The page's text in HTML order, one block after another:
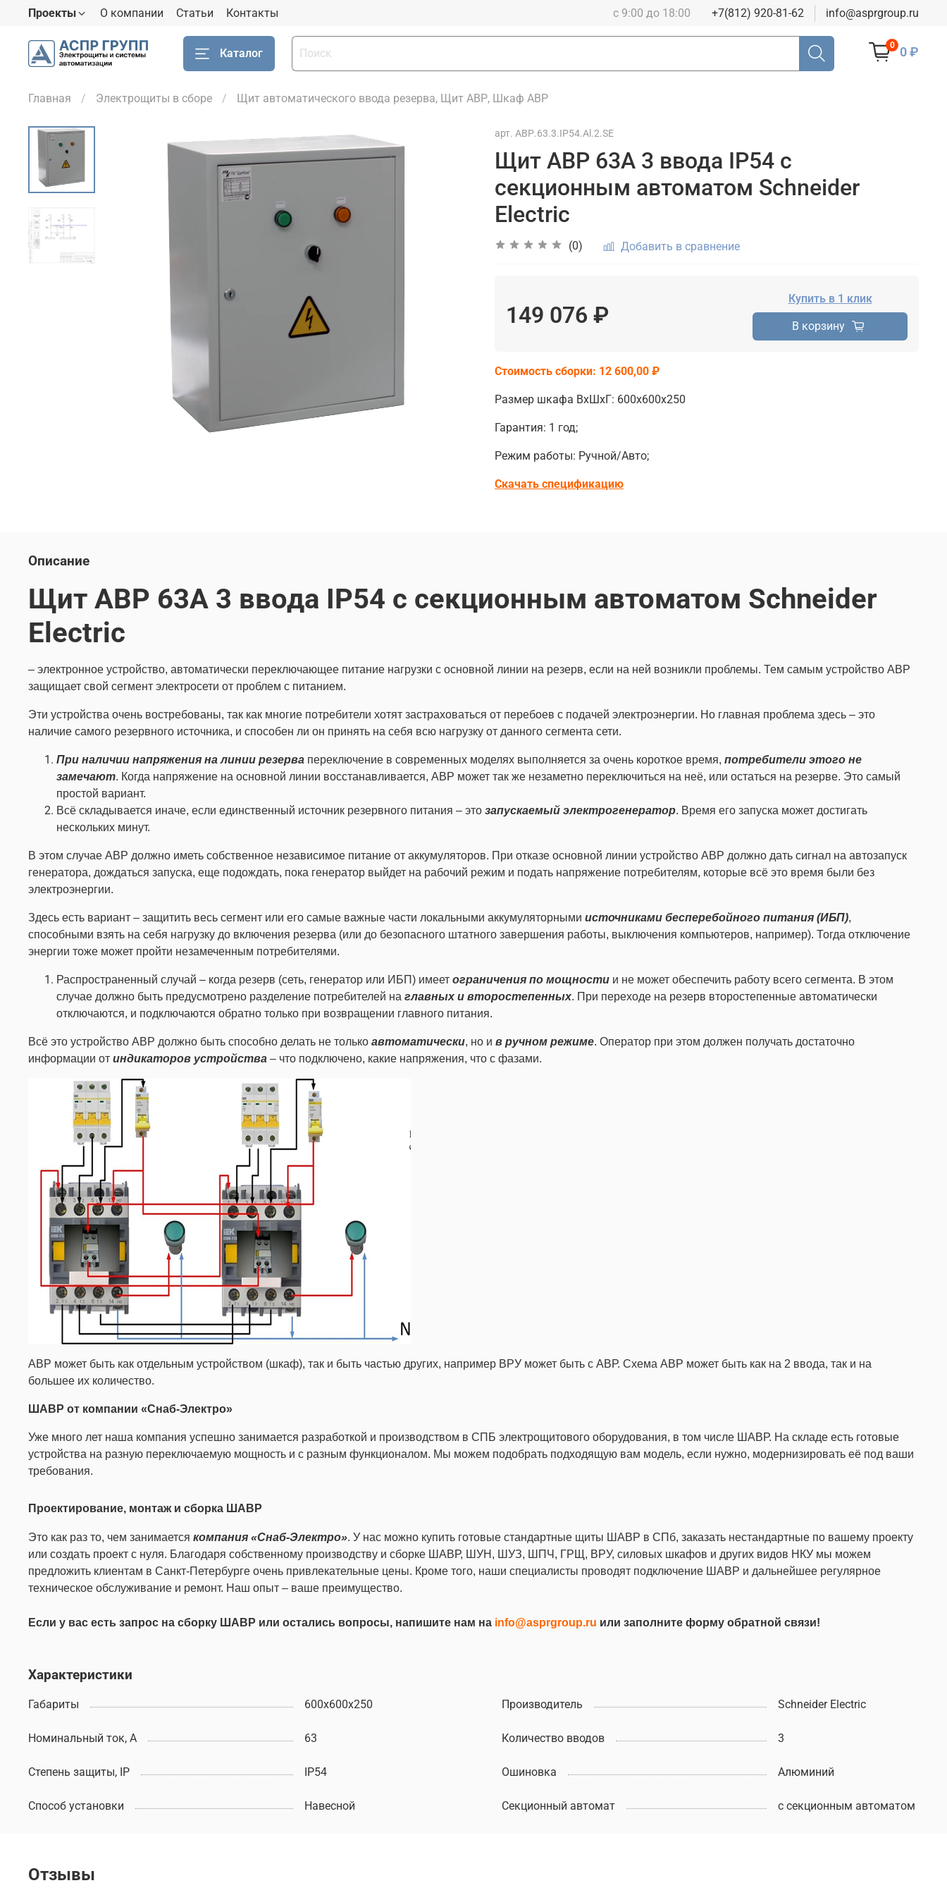
Проекты О компании Статьи Контакты с 9:00 до 18:00 +7(812) 920-81-62 info@asprgroup.ru
Каталог
0 0 ₽
Главная Электрощиты в сборе Щит автоматического ввода резерва, Щит АВР, Шкаф АВР
арт. АВР.63.3.IP54.Al.2.SE
Щит АВР 63А 3 ввода IP54 с
секционным автоматом Schneider
Electric
(0) Добавить в сравнение
149 076 ₽
Купить в 1 клик
В корзину
Стоимость сборки: 12 600,00 ₽
Размер шкафа ВхШхГ: 600х600х250
Гарантия: 1 год;
Режим работы: Ручной/Авто;
Скачать спецификацию
Описание
Щит АВР 63А 3 ввода IP54 с секционным автоматом Schneider
Electric
– электронное устройство, автоматически переключающее питание нагрузки с основной линии на резерв, если на ней возникли проблемы. Тем самым устройство АВР
защищает свой сегмент электросети от проблем с питанием.
Эти устройства очень востребованы, так как многие потребители хотят застраховаться от перебоев с подачей электроэнергии. Но главная проблема здесь – это
наличие самого резервного источника, и способен ли он принять на себя всю нагрузку от данного сегмента сети.
При наличии напряжения на линии резерва переключение в современных моделях выполняется за очень короткое время, потребители этого не
замечают. Когда напряжение на основной линии восстанавливается, АВР может так же незаметно переключиться на неё, или остаться на резерве. Это самый
простой вариант.
Всё складывается иначе, если единственный источник резервного питания – это запускаемый электрогенератор. Время его запуска может достигать
нескольких минут.
В этом случае АВР должно иметь собственное независимое питание от аккумуляторов. При отказе основной линии устройство АВР должно дать сигнал на автозапуск
генератора, дождаться запуска, еще подождать, пока генератор выйдет на рабочий режим и подать напряжение потребителям, которые всё это время были без
электроэнергии.
Здесь есть вариант – защитить весь сегмент или его самые важные части локальными аккумуляторными источниками бесперебойного питания (ИБП),
способными взять на себя нагрузку до включения резерва (или до безопасного штатного завершения работы, выключения компьютеров, например). Тогда отключение
энергии тоже может пройти незамеченным потребителями.
Распространенный случай – когда резерв (сеть, генератор или ИБП) имеет ограничения по мощности и не может обеспечить работу всего сегмента. В этом
случае должно быть предусмотрено разделение потребителей на главных и второстепенных. При переходе на резерв второстепенные автоматически
отключаются, и подключаются обратно только при возвращении главного питания.
Всё это устройство АВР должно быть способно делать не только автоматически, но и в ручном режиме. Оператор при этом должен получать достаточно
информации от индикаторов устройства – что подключено, какие напряжения, что с фазами.
АВР может быть как отдельным устройством (шкаф), так и быть частью других, например ВРУ может быть с АВР. Схема АВР может быть как на 2 ввода, так и на
большее их количество.
ШАВР от компании «Снаб-Электро»
Уже много лет наша компания успешно занимается разработкой и производством в СПБ электрощитового оборудования, в том числе ШАВР. На складе есть готовые
устройства на разную переключаемую мощность и с разным функционалом. Мы можем подобрать подходящую вам модель, если нужно, модернизировать её под ваши
требования.
Проектирование, монтаж и сборка ШАВР
Это как раз то, чем занимается компания «Снаб-Электро». У нас можно купить готовые стандартные щиты ШАВР в СПб, заказать нестандартные по вашему проекту
или создать проект с нуля. Благодаря собственному производству и сборке ШАВР, ШУН, ШУЗ, ШПЧ, ГРЩ, ВРУ, силовых шкафов и других видов НКУ мы можем
предложить клиентам в Санкт-Петербурге очень привлекательные цены. Кроме того, наши специалисты проводят подключение ШАВР и дальнейшее регулярное
техническое обслуживание и ремонт. Наш опыт – ваше преимущество.
Если у вас есть запрос на сборку ШАВР или остались вопросы, напишите нам на info@asprgroup.ru или заполните форму обратной связи!
Характеристики
Габариты 600х600х250 Производитель Schneider Electric
Номинальный ток, А 63 Количество вводов 3
Степень защиты, IP IP54 Ошиновка Алюминий
Способ установки Навесной Секционный автомат с секционным автоматом
Отзывы